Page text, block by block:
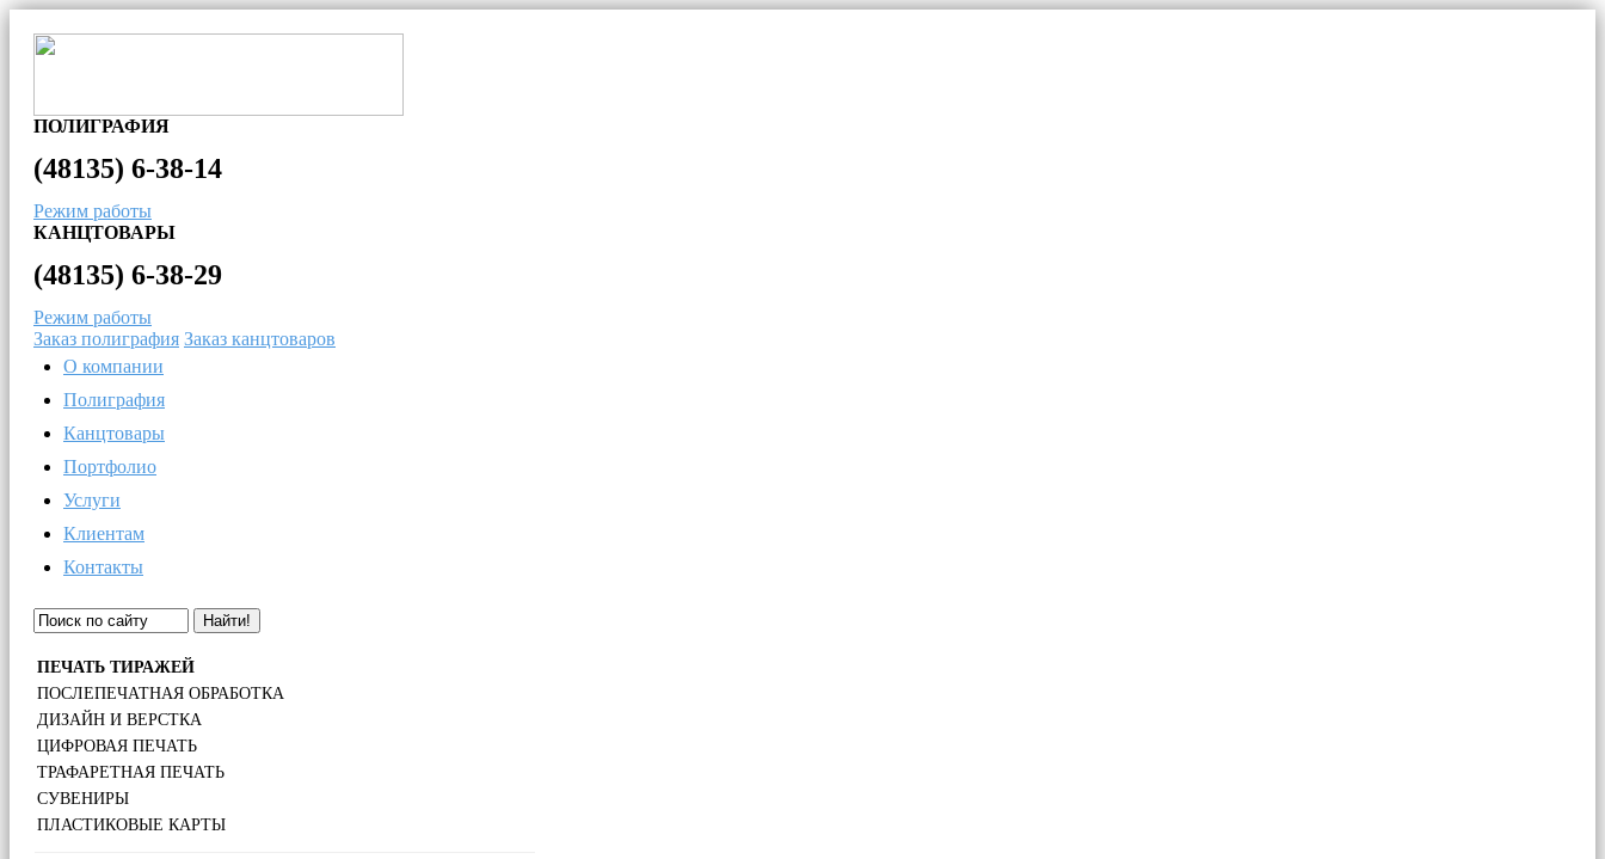
ПОЛИГРАФИЯ
(48135) 6-38-14
Режим работы
КАНЦТОВАРЫ
(48135) 6-38-29
Режим работы
Заказ полиграфия Заказ канцтоваров
О компании
Полиграфия
Канцтовары
Портфолио
Услуги
Клиентам
Контакты
Найти!
ПЕЧАТЬ ТИРАЖЕЙ
ПОСЛЕПЕЧАТНАЯ ОБРАБОТКА
ДИЗАЙН И ВЕРСТКА
ЦИФРОВАЯ ПЕЧАТЬ
ТРАФАРЕТНАЯ ПЕЧАТЬ
СУВЕНИРЫ
ПЛАСТИКОВЫЕ КАРТЫ